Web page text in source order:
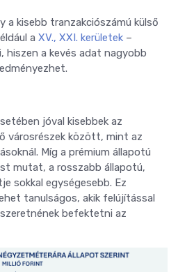
a kisebb tranzakciószámú külső
a XV., XXI. kerületek –
hiszen a kevés adat nagyobb
jóval kisebbek az
városrészek között, mint az
Míg a prémium állapotú
mutat, a rosszabb állapotú,
sokkal egységesebb. Ez
tanulságos, akik felújítással
befektetni az